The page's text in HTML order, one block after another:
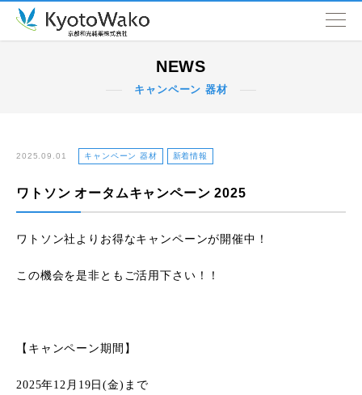
取扱品目
SDGs
営業拠点
NEWS
キャンペーン 器材
2025.09.01 キャンペーン 器材 新着情報
ワトソン オータムキャンペーン 2025
ワトソン社よりお得なキャンペーンが開催中！
この機会を是非ともご活用下さい！！
【キャンペーン期間】
2025年12月19日(金)まで